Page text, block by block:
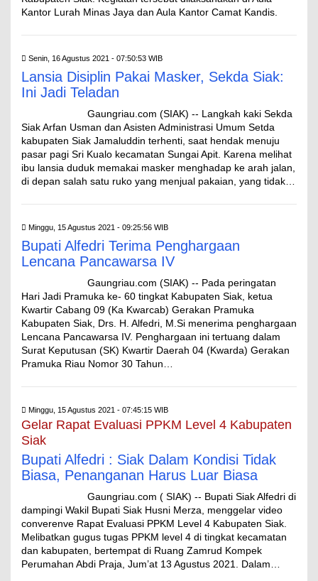
Kantor Lurah Minas Jaya dan Aula Kantor Camat Kandis.
Senin, 16 Agustus 2021 - 07:50:53 WIB
Lansia Disiplin Pakai Masker, Sekda Siak:
Ini Jadi Teladan
Gaungriau.com (SIAK) -- Langkah kaki Sekda
Siak Arfan Usman dan Asisten Administrasi Umum Setda
kabupaten Siak Jamaluddin terhenti, saat hendak menuju
pasar pagi Sri Kualo kecamatan Sungai Apit. Karena melihat
ibu lansia duduk memakai masker menghadap ke arah jalan,
di depan salah satu ruko yang menjual pakaian, yang tidak…
Minggu, 15 Agustus 2021 - 09:25:56 WIB
Bupati Alfedri Terima Penghargaan
Lencana Pancawarsa IV
Gaungriau.com (SIAK) -- Pada peringatan
Hari Jadi Pramuka ke- 60 tingkat Kabupaten Siak, ketua
Kwartir Cabang 09 (Ka Kwarcab) Gerakan Pramuka
Kabupaten Siak, Drs. H. Alfedri, M.Si menerima penghargaan
Lencana Pancawarsa IV. Penghargaan ini tertuang dalam
Surat Keputusan (SK) Kwartir Daerah 04 (Kwarda) Gerakan
Pramuka Riau Nomor 30 Tahun…
Minggu, 15 Agustus 2021 - 07:45:15 WIB
Gelar Rapat Evaluasi PPKM Level 4 Kabupaten
Siak
Bupati Alfedri : Siak Dalam Kondisi Tidak
Biasa, Penanganan Harus Luar Biasa
Gaungriau.com ( SIAK) -- Bupati Siak Alfedri di
dampingi Wakil Bupati Siak Husni Merza, menggelar video
converenve Rapat Evaluasi PPKM Level 4 Kabupaten Siak.
Melibatkan gugus tugas PPKM level 4 di tingkat kecamatan
dan kabupaten, bertempat di Ruang Zamrud Kompek
Perumahan Abdi Praja, Jum’at 13 Agustus 2021. Dalam…